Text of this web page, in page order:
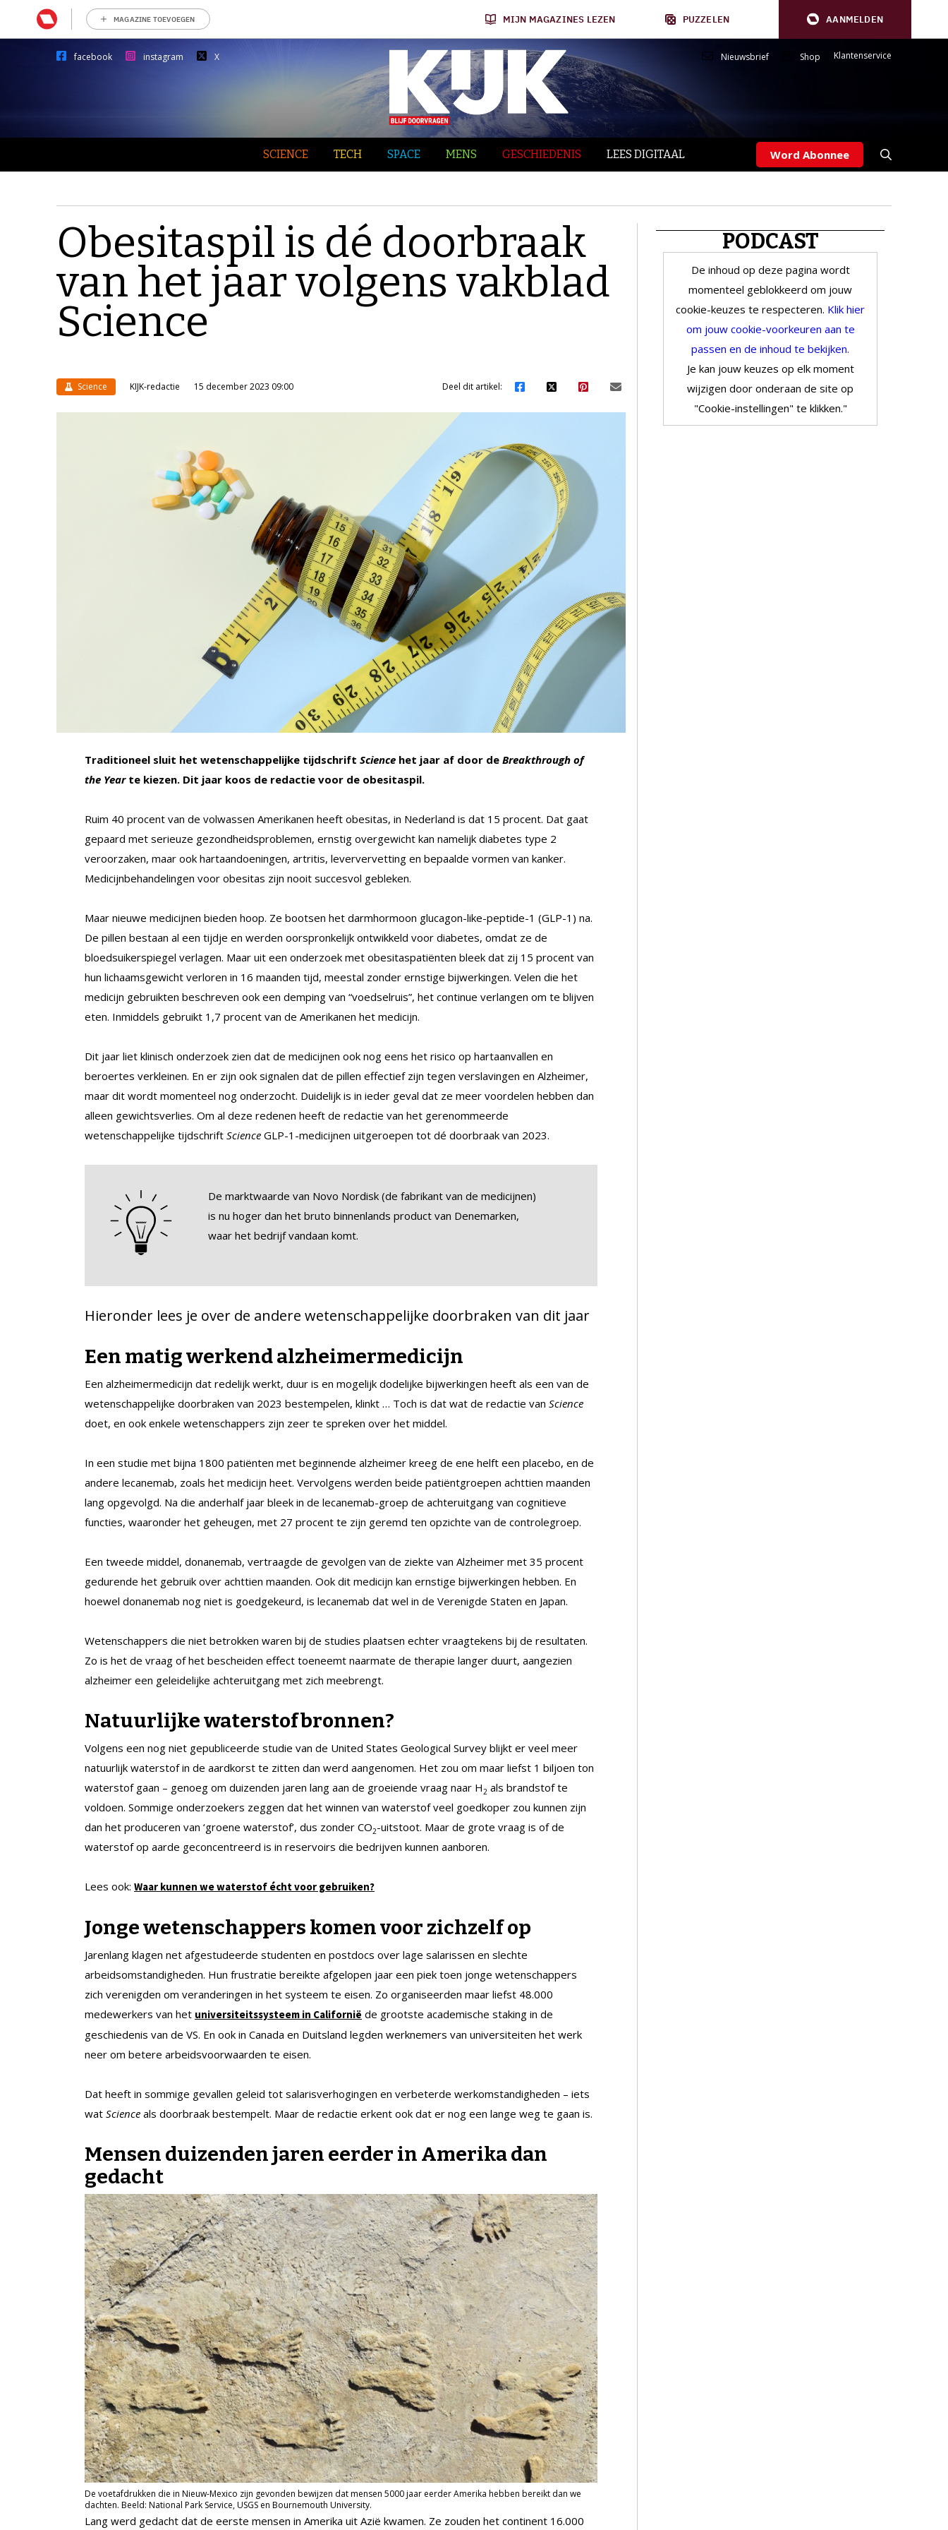
MAGAZINE TOEVOEGEN MIJN MAGAZINES LEZEN PUZZELEN AANMELDEN
facebook instagram X Nieuwsbrief Shop Klantenservice
SCIENCE TECH SPACE MENS GESCHIEDENIS LEES DIGITAAL Word Abonnee
Obesitaspil is dé doorbraak
van het jaar volgens vakblad
Science
Science KIJK-redactie 15 december 2023 09:00 Deel dit artikel:
Traditioneel sluit het wetenschappelijke tijdschrift Science het jaar af door de Breakthrough of
the Yearte kiezen. Dit jaar koos de redactie voor de obesitaspil.
Ruim 40 procent van de volwassen Amerikanen heeft obesitas, in Nederland is dat 15 procent. Dat gaat
gepaard met serieuze gezondheidsproblemen, ernstig overgewicht kan namelijk diabetes type 2
veroorzaken, maar ook hartaandoeningen, artritis, leververvetting en bepaalde vormen van kanker.
Medicijnbehandelingen voor obesitas zijn nooit succesvol gebleken.
Maar nieuwe medicijnen bieden hoop. Ze bootsen het darmhormoon glucagon-like-peptide-1 (GLP-1) na.
De pillen bestaan al een tijdje en werden oorspronkelijk ontwikkeld voor diabetes, omdat ze de
bloedsuikerspiegel verlagen. Maar uit een onderzoek met obesitaspatiënten bleek dat zij 15 procent van
hun lichaamsgewicht verloren in 16 maanden tijd, meestal zonder ernstige bijwerkingen. Velen die het
medicijn gebruikten beschreven ook een demping van “voedselruis”, het continue verlangen om te blijven
eten. Inmiddels gebruikt 1,7 procent van de Amerikanen het medicijn.
Dit jaar liet klinisch onderzoek zien dat de medicijnen ook nog eens het risico op hartaanvallen en
beroertes verkleinen. En er zijn ook signalen dat de pillen effectief zijn tegen verslavingen en Alzheimer,
maar dit wordt momenteel nog onderzocht. Duidelijk is in ieder geval dat ze meer voordelen hebben dan
alleen gewichtsverlies. Om al deze redenen heeft de redactie van het gerenommeerde
wetenschappelijke tijdschrift Science GLP-1-medicijnen uitgeroepen tot dé doorbraak van 2023.
De marktwaarde van Novo Nordisk (de fabrikant van de medicijnen)
is nu hoger dan het bruto binnenlands product van Denemarken,
waar het bedrijf vandaan komt.
Hieronder lees je over de andere wetenschappelijke doorbraken van dit jaar
Een matig werkend alzheimermedicijn
Een alzheimermedicijn dat redelijk werkt, duur is en mogelijk dodelijke bijwerkingen heeft als een van de
wetenschappelijke doorbraken van 2023 bestempelen, klinkt … Toch is dat wat de redactie van Science
doet, en ook enkele wetenschappers zijn zeer te spreken over het middel.
In een studie met bijna 1800 patiënten met beginnende alzheimer kreeg de ene helft een placebo, en de
andere lecanemab, zoals het medicijn heet. Vervolgens werden beide patiëntgroepen achttien maanden
lang opgevolgd. Na die anderhalf jaar bleek in de lecanemab-groep de achteruitgang van cognitieve
functies, waaronder het geheugen, met 27 procent te zijn geremd ten opzichte van de controlegroep.
Een tweede middel, donanemab, vertraagde de gevolgen van de ziekte van Alzheimer met 35 procent
gedurende het gebruik over achttien maanden. Ook dit medicijn kan ernstige bijwerkingen hebben. En
hoewel donanemab nog niet is goedgekeurd, is lecanemab dat wel in de Verenigde Staten en Japan.
Wetenschappers die niet betrokken waren bij de studies plaatsen echter vraagtekens bij de resultaten.
Zo is het de vraag of het bescheiden effect toeneemt naarmate de therapie langer duurt, aangezien
alzheimer een geleidelijke achteruitgang met zich meebrengt.
Natuurlijke waterstofbronnen?
Volgens een nog niet gepubliceerde studie van de United States Geological Survey blijkt er veel meer
natuurlijk waterstof in de aardkorst te zitten dan werd aangenomen. Het zou om maar liefst 1 biljoen ton
waterstof gaan – genoeg om duizenden jaren lang aan de groeiende vraag naar H 2 als brandstof te
voldoen. Sommige onderzoekers zeggen dat het winnen van waterstof veel goedkoper zou kunnen zijn
dan het produceren van ‘groene waterstof’, dus zonder CO2-uitstoot. Maar de grote vraag is of de
waterstof op aarde geconcentreerd is in reservoirs die bedrijven kunnen aanboren.
Lees ook: Waar kunnen we waterstof écht voor gebruiken?
Jonge wetenschappers komen voor zichzelf op
Jarenlang klagen net afgestudeerde studenten en postdocs over lage salarissen en slechte
arbeidsomstandigheden. Hun frustratie bereikte afgelopen jaar een piek toen jonge wetenschappers
zich verenigden om veranderingen in het systeem te eisen. Zo organiseerden maar liefst 48.000
medewerkers van het universiteitssysteem in Californië de grootste academische staking in de
geschiedenis van de VS. En ook in Canada en Duitsland legden werknemers van universiteiten het werk
neer om betere arbeidsvoorwaarden te eisen.
Dat heeft in sommige gevallen geleid tot salarisverhogingen en verbeterde werkomstandigheden – iets
wat Science als doorbraak bestempelt. Maar de redactie erkent ook dat er nog een lange weg te gaan is.
Mensen duizenden jaren eerder in Amerika dan
gedacht
De voetafdrukken die in Nieuw-Mexico zijn gevonden bewijzen dat mensen 5000 jaar eerder Amerika hebben bereikt dan we
dachten. Beeld: National Park Service, USGS en Bournemouth University.
Lang werd gedacht dat de eerste mensen in Amerika uit Azië kwamen. Ze zouden het continent 16.000
PODCAST
De inhoud op deze pagina wordt
momenteel geblokkeerd om jouw
cookie-keuzes te respecteren. Klik hier
om jouw cookie-voorkeuren aan te
passen en de inhoud te bekijken.
Je kan jouw keuzes op elk moment
wijzigen door onderaan de site op
"Cookie-instellingen" te klikken."